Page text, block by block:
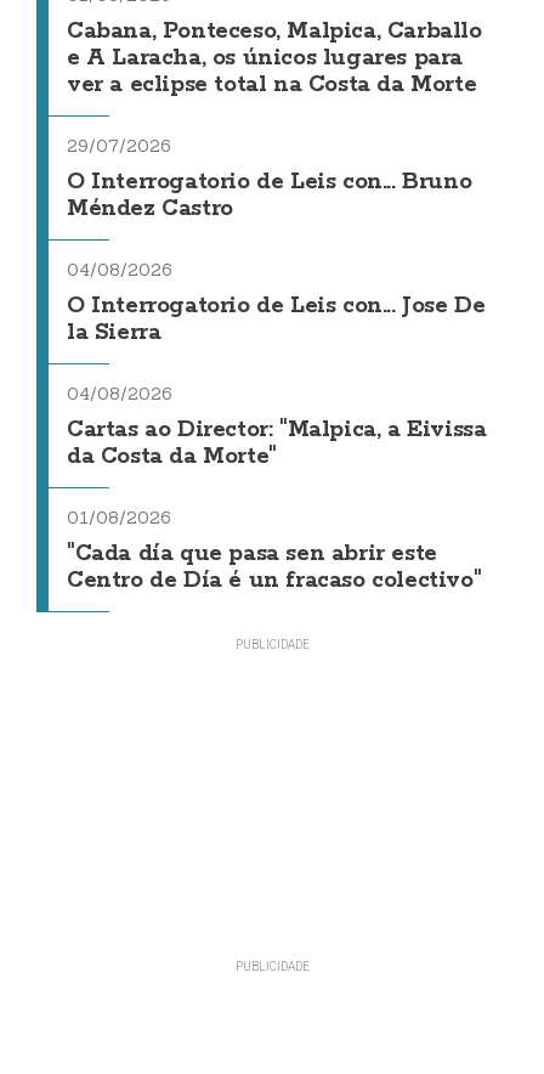
Cabana, Ponteceso, Malpica, Carballo
e A Laracha, os únicos lugares para
ver a eclipse total na Costa da Morte
29/07/2026
O Interrogatorio de Leis con... Bruno
Méndez Castro
04/08/2026
O Interrogatorio de Leis con... Jose De
la Sierra
04/08/2026
Cartas ao Director: "Malpica, a Eivissa
da Costa da Morte"
01/08/2026
"Cada día que pasa sen abrir este
Centro de Día é un fracaso colectivo"